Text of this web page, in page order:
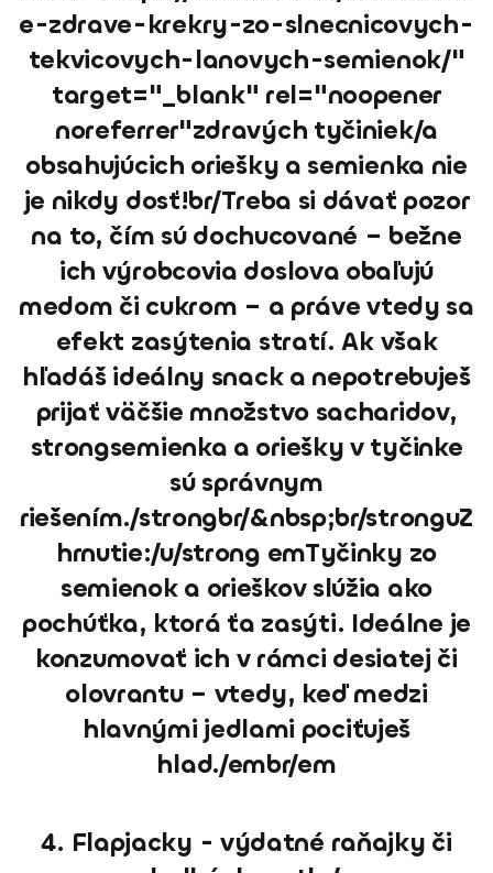
e-zdrave-krekry-zo-slnecnicovych-
tekvicovych-lanovych-semienok/"
target="_blank" rel="noopener
noreferrer"zdravých tyčiniek/a
obsahujúcich oriešky a semienka nie
je nikdy dosť!br/Treba si dávať pozor
na to, čím sú dochucované – bežne
ich výrobcovia doslova obaľujú
medom či cukrom – a práve vtedy sa
efekt zasýtenia stratí. Ak však
hľadáš ideálny snack a nepotrebuješ
prijať väčšie množstvo sacharidov,
strongsemienka a oriešky v tyčinke
sú správnym
riešením./strongbr/&nbsp;br/stronguZ
hrnutie:/u/strong emTyčinky zo
semienok a orieškov slúžia ako
pochúťka, ktorá ťa zasýti. Ideálne je
konzumovať ich v rámci desiatej či
olovrantu – vtedy, keď medzi
hlavnými jedlami pociťuješ
hlad./embr/em
4. Flapjacky - výdatné raňajky či